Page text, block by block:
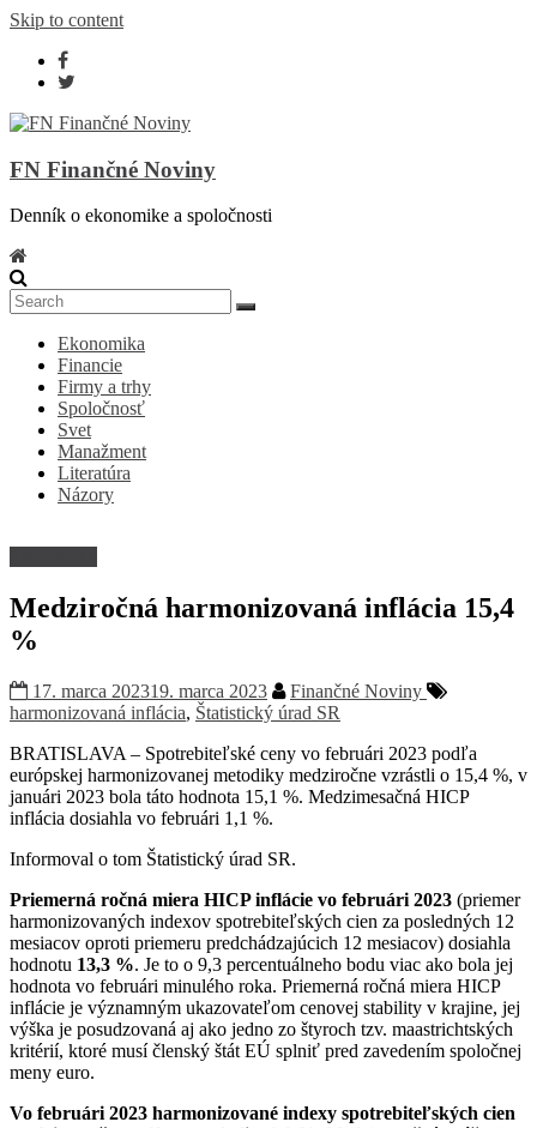
Skip to content
FN Finančné Noviny
Denník o ekonomike a spoločnosti
Ekonomika
Financie
Firmy a trhy
Spoločnosť
Svet
Manažment
Literatúra
Názory
Medziročná harmonizovaná inflácia 15,4
%
17. marca 202319. marca 2023
Finančné Noviny
harmonizovaná inflácia, Štatistický úrad SR
BRATISLAVA – Spotrebiteľské ceny vo februári 2023 podľa
európskej harmonizovanej metodiky medziročne vzrástli o 15,4 %, v
januári 2023 bola táto hodnota 15,1 %. Medzimesačná HICP
inflácia dosiahla vo februári 1,1 %.
Informoval o tom Štatistický úrad SR.
Priemerná ročná miera HICP inflácie vo februári 2023 (priemer
harmonizovaných indexov spotrebiteľských cien za posledných 12
mesiacov oproti priemeru predchádzajúcich 12 mesiacov) dosiahla
hodnotu 13,3 %. Je to o 9,3 percentuálneho bodu viac ako bola jej
hodnota vo februári minulého roka. Priemerná ročná miera HICP
inflácie je významným ukazovateľom cenovej stability v krajine, jej
výška je posudzovaná aj ako jedno zo štyroch tzv. maastrichtských
kritérií, ktoré musí členský štát EÚ splniť pred zavedením spoločnej
meny euro.
Vo februári 2023 harmonizované indexy spotrebiteľských cien